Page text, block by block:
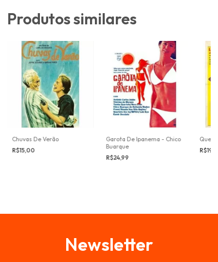
Produtos similares
Chuvas De Verão
R$15,00
Garota De Ipanema - Chico
Buarque
R$24,99
Quelé
Newsletter